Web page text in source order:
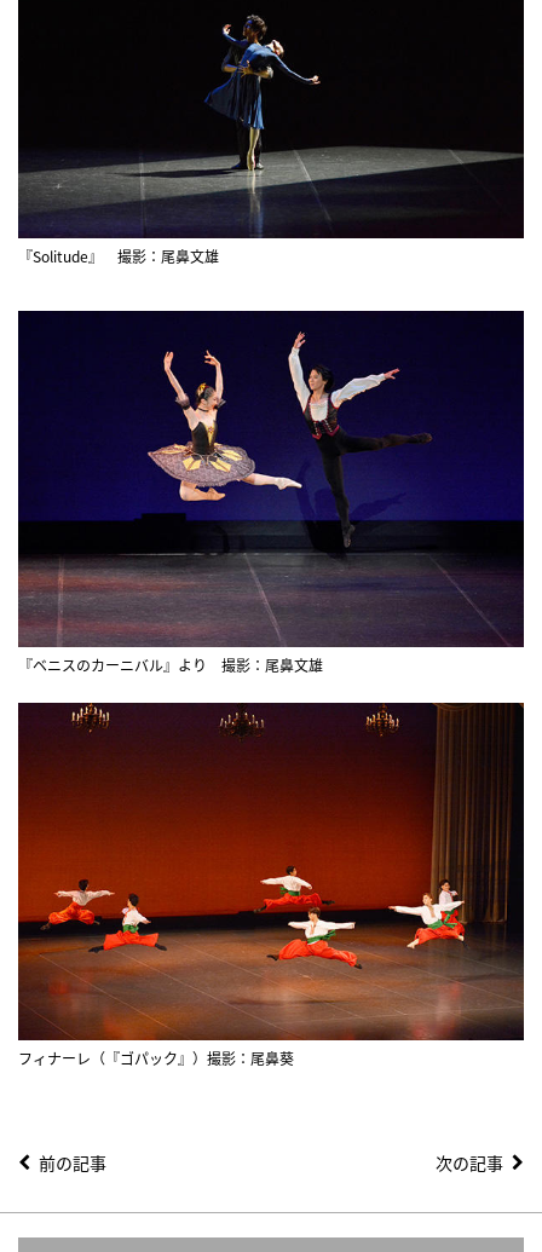
『Solitude』 撮影：尾鼻文雄
『ベニスのカーニバル』より 撮影：尾鼻文雄
フィナーレ（『ゴパック』）撮影：尾鼻葵
前の記事 次の記事